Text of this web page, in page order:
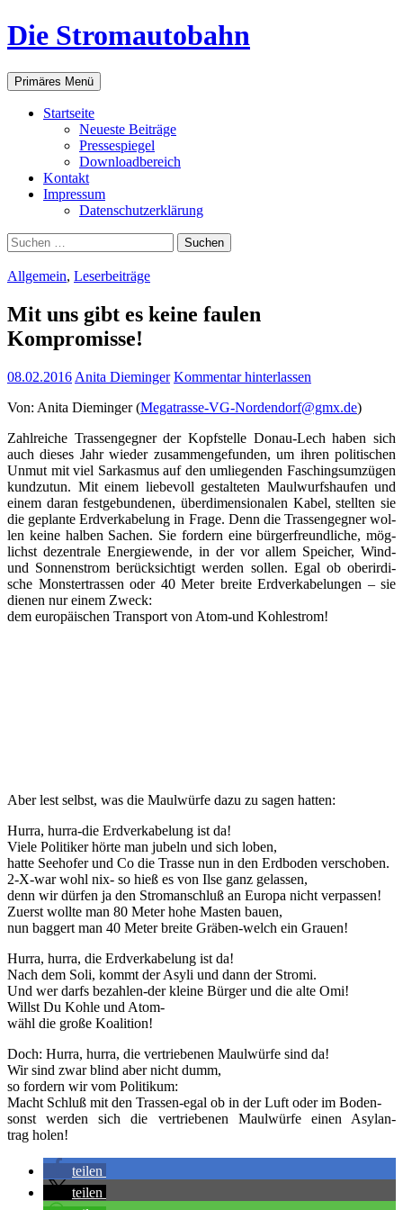
Zum
Inhalt
Die Stromautobahn
Suchen
Primäres Menü
Start­sei­te
Neu­es­te Beiträge
Pres­se­spie­gel
Down­load­be­reich
Kon­takt
Impres­sum
Daten­schutz­er­klä­rung
Suchen
nach:
Allgemein, Leserbeiträge
Mit uns gibt es kei­ne fau­len
Kompromisse!
08.02.2016 Anita Dieminger Kommentar hinterlassen
Von: Ani­ta Die­min­ger (Megatrasse-VG-Nordendorf@gmx.de)
Zahl­rei­che Tras­sen­geg­ner der Kopf­stel­le Donau-Lech haben sich
auch die­ses Jahr wie­der zusam­men­ge­fun­den, um ihren poli­ti­schen
Unmut mit viel Sar­kas­mus auf den umlie­gen­den Faschings­um­zü­gen
kund­zu­tun. Mit einem lie­be­voll gestal­te­ten Maul­wurfs­hau­fen und
einem dar­an fest­ge­bun­de­nen, über­di­men­sio­na­len Kabel, stell­ten sie
die geplan­te Erd­ver­ka­be­lung in Fra­ge. Denn die Tras­sen­geg­ner wol­
len kei­ne hal­ben Sachen. Sie for­dern eine bür­ger­freund­li­che, mög­
lichst dezen­tra­le Ener­gie­wen­de, in der vor allem Spei­cher, Wind-
und Son­nen­strom berück­sich­tigt wer­den sol­len. Egal ob ober­ir­di­
sche Mons­ter­tras­sen oder 40 Meter brei­te Erd­ver­ka­be­lun­gen – sie
die­nen nur einem Zweck:
dem euro­päi­schen Trans­port von Atom-und Kohlestrom!
Aber lest selbst, was die Maul­wür­fe dazu zu sagen hatten:
Hur­ra, hur­ra-die Erd­ver­ka­be­lung ist da!
Vie­le Poli­ti­ker hör­te man jubeln und sich loben,
hat­te See­ho­fer und Co die Tras­se nun in den Erd­bo­den ver­scho­ben.
2‑X-war wohl nix- so hieß es von Ilse ganz gelas­sen,
denn wir dür­fen ja den Strom­an­schluß an Euro­pa nicht ver­pas­sen!
Zuerst woll­te man 80 Meter hohe Mas­ten bau­en,
nun bag­gert man 40 Meter brei­te Grä­ben-welch ein Grauen!
Hur­ra, hur­ra, die Erd­ver­ka­be­lung ist da!
Nach dem Soli, kommt der Asy­li und dann der Stro­mi.
Und wer darfs bezah­len-der klei­ne Bür­ger und die alte Omi!
Willst Du Koh­le und Atom-
wähl die gro­ße Koalition!
Doch: Hur­ra, hur­ra, die ver­trie­be­nen Maul­wür­fe sind da!
Wir sind zwar blind aber nicht dumm,
so for­dern wir vom Poli­ti­kum:
Macht Schluß mit den Tras­sen-egal ob in der Luft oder im Boden-
sonst wer­den sich die ver­trie­be­nen Maul­wür­fe einen Asyl­an­
trag holen!
tei­len
tei­len